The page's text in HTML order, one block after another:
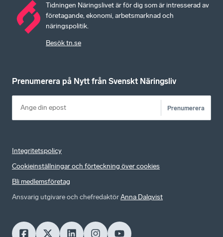
Tidningen Näringslivet är för dig som är intresserad av
företagande, ekonomi, arbetsmarknad och
näringspolitik.
Besök tn.se
Prenumerera på Nytt från Svenskt Näringsliv
Prenumerera
Integritetspolicy
Cookieinställningar och förteckning över cookies
Bli medlemsföretag
Ansvarig utgivare och chefredaktörAnna Dalqvist